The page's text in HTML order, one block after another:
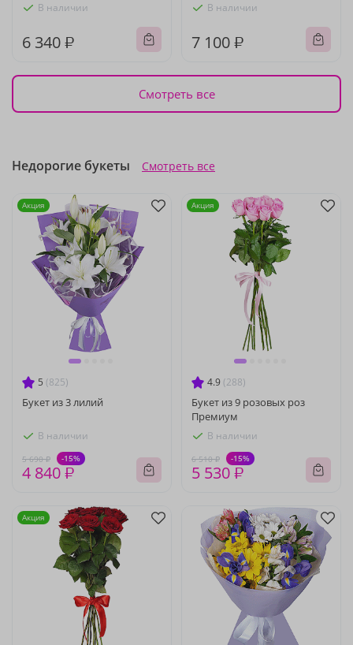
В наличии
6 340 ₽
В наличии
7 100 ₽
Смотреть все
Недорогие букеты Смотреть все
5 (825)
Букет из 3 лилий
В наличии
5 690 ₽ -15%
4 840 ₽
Акция
4.9 (288)
Букет из 9 розовых роз
Премиум
В наличии
6 510 ₽ -15%
5 530 ₽
Акция
Акция